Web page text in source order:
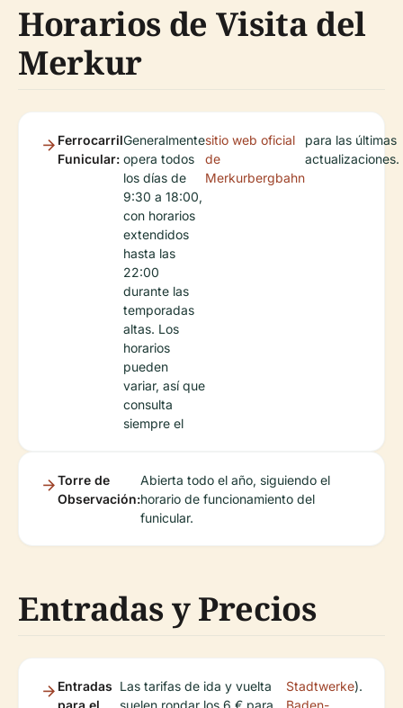
Horarios de Visita del
Merkur
Ferrocarril
Funicular:
Generalmente
opera todos
los días de
9:30 a 18:00,
con horarios
extendidos
hasta las
22:00
durante las
temporadas
altas. Los
horarios
pueden
variar, así que
consulta
siempre el
sitio web oficial
de
Merkurbergbahn
para las últimas
actualizaciones.
Torre de
Observación:
Abierta todo el año, siguiendo el
horario de funcionamiento del
funicular.
Entradas y Precios
Entradas
para el
Las tarifas de ida y vuelta
suelen rondar los 6 € para
Stadtwerke
Baden-
).